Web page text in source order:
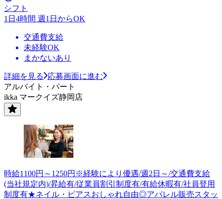
シフト
1日4時間 週1日からOK
交通費支給
未経験OK
まかないあり
詳細を見る
応募画面に進む
アルバイト・パート
ikka マークイズ静岡店
時給1100円～1250円※経験により優遇/週2日～/交通費支給
(当社規定内)/昇給有/従業員割引制度有/有給休暇有/社員登用
制度有★ネイル・ピアスおしゃれ自由◎アパレル販売スタッ